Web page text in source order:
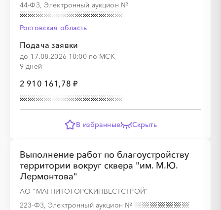
44-ФЗ, Электронный аукцион №
Ростовская область
Подача заявки
до 17.08.2026 10:00 по МСК
9 дней
2 910 161,78 ₽
В избранные Скрыть
Выполнение работ по благоустройству
территории вокруг сквера "им. М.Ю.
Лермонтова"
АО "МАГНИТОГОРСКИНВЕСТСТРОЙ"
223-ФЗ, Электронный аукцион №